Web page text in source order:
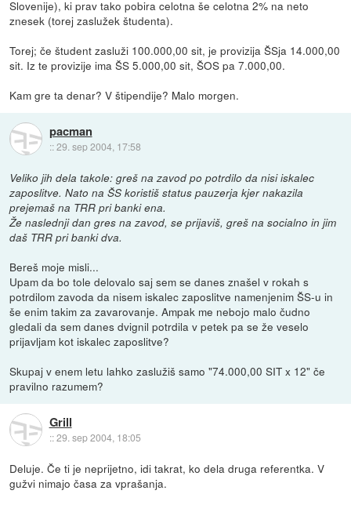
Slovenije), ki prav tako pobira celotna še celotna 2% na neto
znesek (torej zaslužek študenta).
Torej; če študent zasluži 100.000,00 sit, je provizija ŠSja 14.000,00
sit. Iz te provizije ima ŠS 5.000,00 sit, ŠOS pa 7.000,00.
Kam gre ta denar? V štipendije? Malo morgen.
pacman
::29. sep 2004, 17:58
Veliko jih dela takole: greš na zavod po potrdilo da nisi iskalec
zaposlitve. Nato na ŠS koristiš status pauzerja kjer nakazila
prejemaš na TRR pri banki ena.
Že naslednji dan gres na zavod, se prijaviš, greš na socialno in jim
daš TRR pri banki dva.
Bereš moje misli...
Upam da bo tole delovalo saj sem se danes znašel v rokah s
potrdilom zavoda da nisem iskalec zaposlitve namenjenim ŠS-u in
še enim takim za zavarovanje. Ampak me nebojo malo čudno
gledali da sem danes dvignil potrdila v petek pa se že veselo
prijavljam kot iskalec zaposlitve?
Skupaj v enem letu lahko zaslužiš samo "74.000,00 SIT x 12" če
pravilno razumem?
Grill
::29. sep 2004, 18:05
Deluje. Če ti je neprijetno, idi takrat, ko dela druga referentka. V
gužvi nimajo časa za vprašanja.